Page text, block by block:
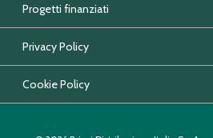
Progetti finanziati
Privacy Policy
Cookie Policy